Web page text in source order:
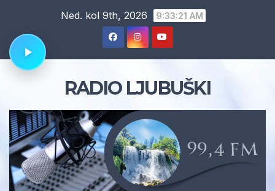
content
Ned. kol 9th, 2026 9:33:22 AM
RADIO LJUBUŠKI